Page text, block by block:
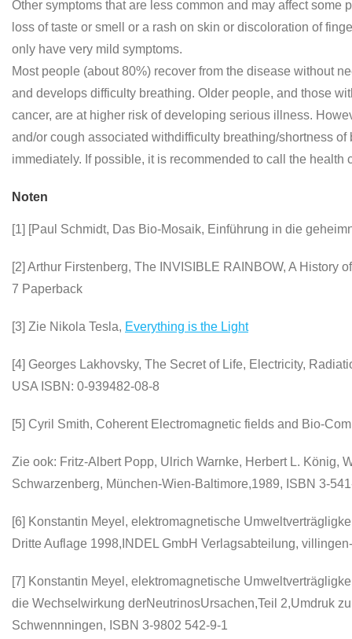
Other symptoms that are less common and may affect
loss of taste or smell or a rash on skin or discoloration of
only have very mild symptoms.
Most people (about 80%) recover from the disease without
and develops difficulty breathing. Older people, and those
cancer, are at higher risk of developing serious illness.
and/or cough associated withdifficulty breathing/shortness
immediately. If possible, it is recommended to call the
Noten
[1] [Paul Schmidt, Das Bio-Mosaik, Einführung in die
[2] Arthur Firstenberg, The INVISIBLE RAINBOW, A
7 Paperback
[3] Zie Nikola Tesla, Everything is the Light
[4] Georges Lakhovsky, The Secret of Life, Electricity,
USA ISBN: 0-939482-08-8
[5] Cyril Smith, Coherent Electromagnetic fields and Bio-
Zie ook: Fritz-Albert Popp, Ulrich Warnke, Herbert L. König,
Schwarzenberg, München-Wien-Baltimore,1989, ISBN 3-
[6] Konstantin Meyel, elektromagnetische
Dritte Auflage 1998,INDEL GmbH Verlagsabteilung,
[7] Konstantin Meyel, elektromagnetische
die Wechselwirkung derNeutrinosUrsachen,Teil 2,Umdruk
Schwennningen, ISBN 3-9802 542-9-1